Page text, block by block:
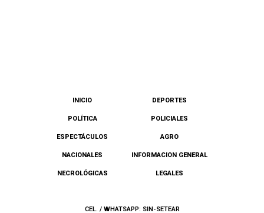
INICIO DEPORTES
POLÍTICA POLICIALES
ESPECTÁCULOS AGRO
NACIONALES INFORMACION GENERAL
NECROLÓGICAS LEGALES
CEL. / WHATSAPP: SIN-SETEAR